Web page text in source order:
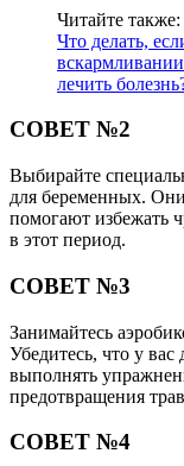
Читайте также:
Что делать,
лечить
СОВЕТ №2
Выбирайте
для беременных.
помогают избежать
в этот период.
СОВЕТ №3
Занимайтесь
Убедитесь, что у вас
выполнять
предотвращения
СОВЕТ №4